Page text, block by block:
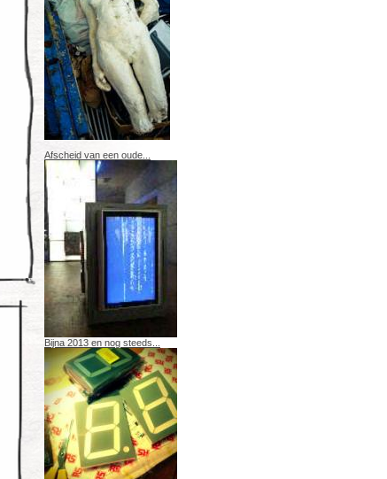
Afscheid van een oude...
Bijna 2013 en nog steeds...